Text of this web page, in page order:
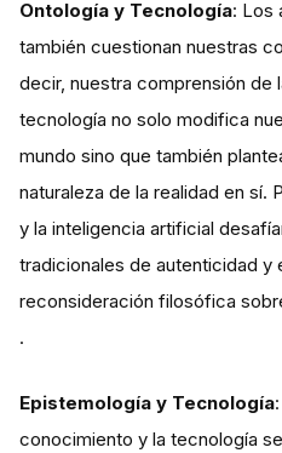
Ontología y Tecnología: Los
también cuestionan nuestras
decir, nuestra comprensión de
tecnología no solo modifica
mundo sino que también
naturaleza de la realidad en sí.
y la inteligencia artificial
tradicionales de autenticidad y
reconsideración filosófica
.
Epistemología y Tecnología
conocimiento y la tecnología